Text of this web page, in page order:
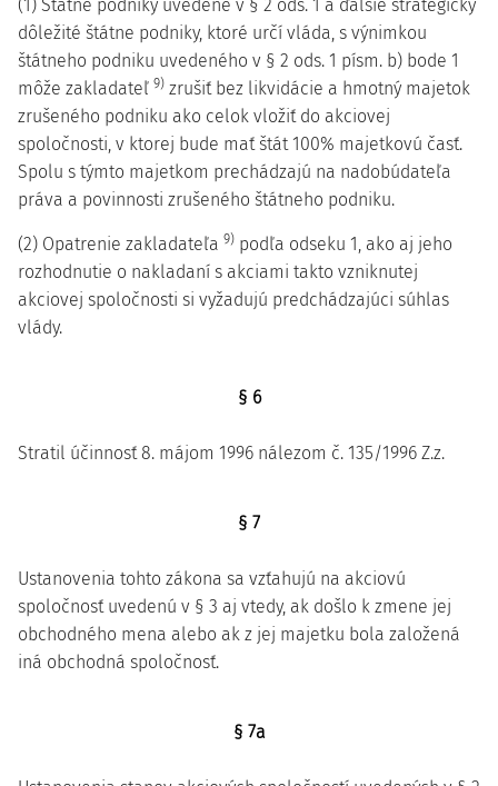
(1) Štátne podniky uvedené v § 2 ods. 1 a ďalšie strategicky
dôležité štátne podniky, ktoré určí vláda, s výnimkou
štátneho podniku uvedeného v § 2 ods. 1 písm. b) bode 1
môže zakladateľ 9) zrušiť bez likvidácie a hmotný majetok
zrušeného podniku ako celok vložiť do akciovej
spoločnosti, v ktorej bude mať štát 100% majetkovú časť.
Spolu s týmto majetkom prechádzajú na nadobúdateľa
práva a povinnosti zrušeného štátneho podniku.
(2) Opatrenie zakladateľa 9) podľa odseku 1, ako aj jeho
rozhodnutie o nakladaní s akciami takto vzniknutej
akciovej spoločnosti si vyžadujú predchádzajúci súhlas
vlády.
§ 6
Stratil účinnosť 8. májom 1996 nálezom č. 135/1996 Z.z.
§ 7
Ustanovenia tohto zákona sa vzťahujú na akciovú
spoločnosť uvedenú v § 3 aj vtedy, ak došlo k zmene jej
obchodného mena alebo ak z jej majetku bola založená
iná obchodná spoločnosť.
§ 7a